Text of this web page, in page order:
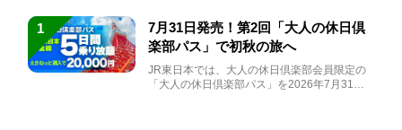
1
7月31日発売！第2回「大人の休日倶
楽部パス」で初秋の旅へ
JR東日本では、大人の休日倶楽部会員限定の
「大人の休日倶楽部パス」を2026年7月31日